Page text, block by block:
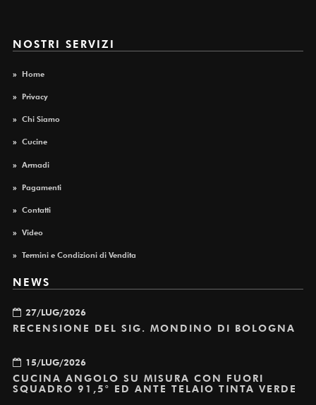
NOSTRI SERVIZI
Home
Privacy
Chi Siamo
» Cucine
Armadi
Pagamenti
Contatti
Video
» Termini e Condizioni di Vendita
NEWS
27/LUG/2026
RECENSIONE DEL SIG. MONDINO DI BOLOGNA
15/LUG/2026
CUCINA ANGOLO SU MISURA CON FUORI
SQUADRO 91,5° ED ANTE TELAIO TINTA VERDE